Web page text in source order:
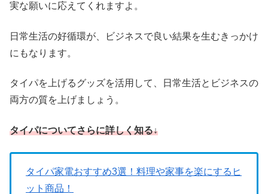
実な願いに応えてくれますよ。
日常生活の好循環が、ビジネスで良い結果を生むきっかけ
にもなります。
タイパを上げるグッズを活用して、日常生活とビジネスの
両方の質を上げましょう。
タイパについてさらに詳しく知る↓
タイパ家電おすすめ3選！料理や家事を楽にするヒ
ット商品！